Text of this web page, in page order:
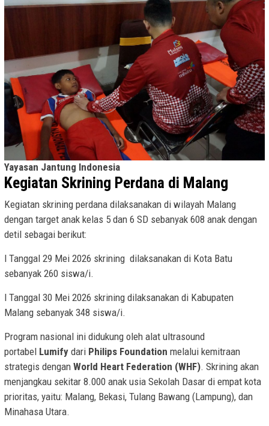
Yayasan Jantung Indonesia
Kegiatan Skrining Perdana di Malang
Kegiatan skrining perdana dilaksanakan di wilayah Malang
dengan target anak kelas 5 dan 6 SD sebanyak 608 anak dengan
detil sebagai berikut:
l Tanggal 29 Mei 2026 skrining dilaksanakan di Kota Batu
sebanyak 260 siswa/i.
l Tanggal 30 Mei 2026 skrining dilaksanakan di Kabupaten
Malang sebanyak 348 siswa/i.
Program nasional ini didukung oleh alat ultrasound
portabel Lumify dari Philips Foundation melalui kemitraan
strategis dengan World Heart Federation (WHF). Skrining akan
menjangkau sekitar 8.000 anak usia Sekolah Dasar di empat kota
prioritas, yaitu: Malang, Bekasi, Tulang Bawang (Lampung), dan
Minahasa Utara.